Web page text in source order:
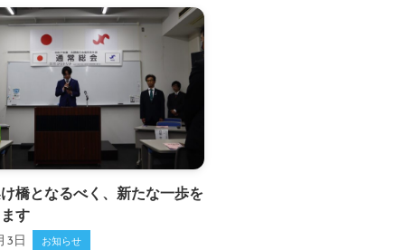
橋となるべく、新たな一歩を
す
3日 お知らせ